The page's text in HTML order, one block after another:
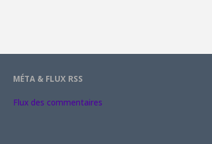
MÉTA & FLUX RSS
Flux des commentaires